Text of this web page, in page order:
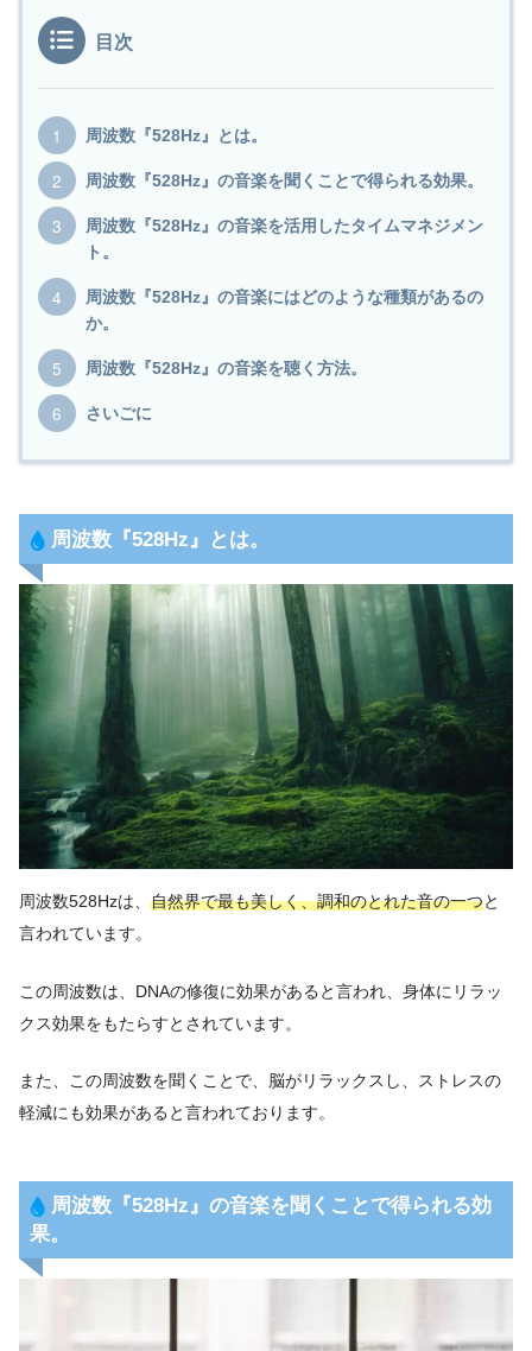
目次
周波数『528Hz』とは。
周波数『528Hz』の音楽を聞くことで得られる効果。
周波数『528Hz』の音楽を活用したタイムマネジメン
ト。
周波数『528Hz』の音楽にはどのような種類があるの
か。
周波数『528Hz』の音楽を聴く方法。
さいごに
周波数『528Hz』とは。
周波数528Hzは、 自然界で最も美しく、調和のとれた音の一つと
言われています。
この周波数は、DNAの修復に効果があると言われ、身体にリラッ
クス効果をもたらすとされています。
また、この周波数を聞くことで、脳がリラックスし、ストレスの
軽減にも効果があると言われております。
周波数『528Hz』 の音楽を聞くことで得られる効
果。